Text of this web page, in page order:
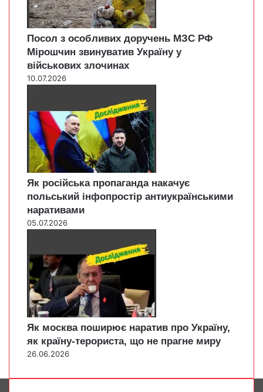
Посол з особливих доручень МЗС РФ
Мірошчин звинуватив Україну у
військових злочинах
10.07.2026
Як російська пропаганда накачує
польський інфопростір антиукраїнськими
наративами
05.07.2026
Як москва поширює наратив про Україну,
як країну-терориста, що не прагне миру
26.06.2026